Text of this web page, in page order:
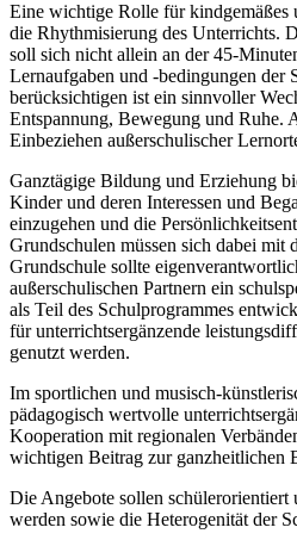
Eine wichtige Rolle für kindgemäßes
die Rhythmisierung des Unterrichts.
soll sich nicht allein an der 45-
Lernaufgaben und -bedingungen der
berücksichtigen ist ein sinnvoller
Entspannung, Bewegung und Ruhe.
Einbeziehen außerschulischer
Ganztägige Bildung und Erziehung
Kinder und deren Interessen und
einzugehen und die
Grundschulen müssen sich dabei mit
Grundschule sollte
außerschulischen Partnern ein
als Teil des Schulprogrammes
für unterrichtsergänzende
genutzt werden.
Im sportlichen und musisch-
pädagogisch wertvolle
Kooperation mit regionalen
wichtigen Beitrag zur ganzheitlichen
Die Angebote sollen schülerorientiert
werden sowie die Heterogenität der